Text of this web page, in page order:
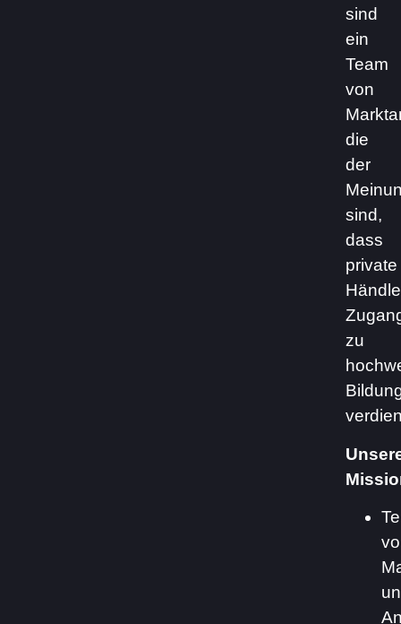
sind
ein
Team
von
die
der
sind,
dass
private
zu